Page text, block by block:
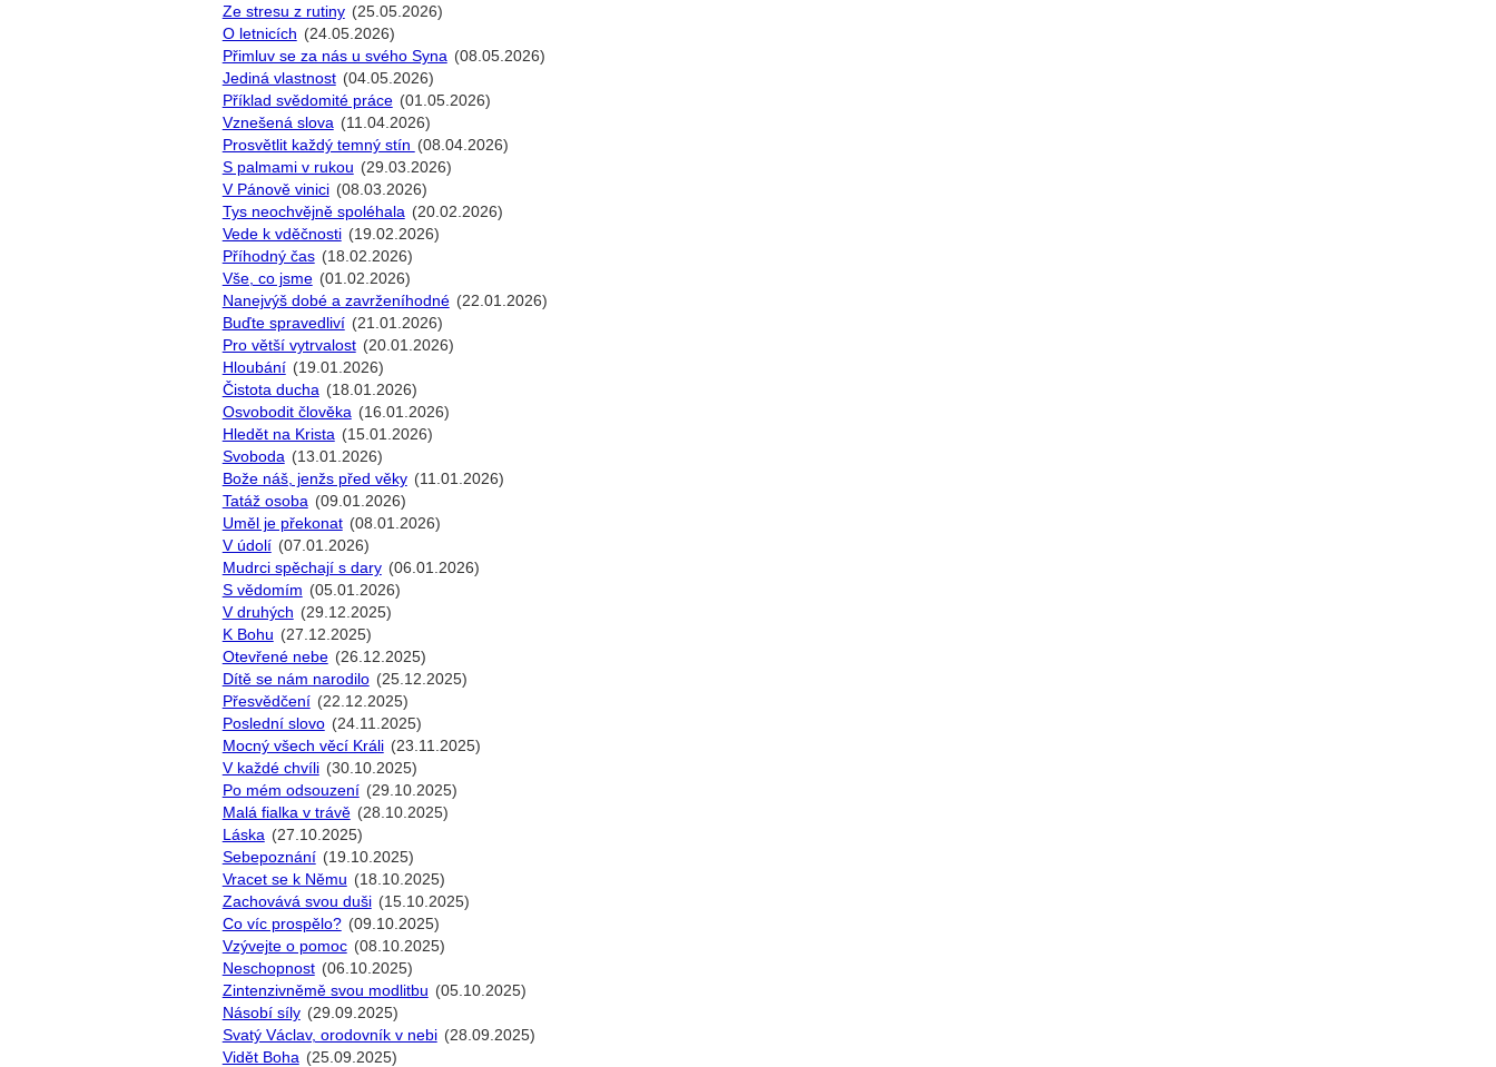
Ze stresu z rutiny (25.05.2026)
O letnicích (24.05.2026)
Přimluv se za nás u svého Syna (08.05.2026)
Jediná vlastnost (04.05.2026)
Příklad svědomité práce (01.05.2026)
Vznešená slova (11.04.2026)
Prosvětlit každý temný stín (08.04.2026)
S palmami v rukou (29.03.2026)
V Pánově vinici (08.03.2026)
Tys neochvějně spoléhala (20.02.2026)
Vede k vděčnosti (19.02.2026)
Příhodný čas (18.02.2026)
Vše, co jsme (01.02.2026)
Nanejvýš dobé a zavrženíhodné (22.01.2026)
Buďte spravedliví (21.01.2026)
Pro větší vytrvalost (20.01.2026)
Hloubání (19.01.2026)
Čistota ducha (18.01.2026)
Osvobodit člověka (16.01.2026)
Hledět na Krista (15.01.2026)
Svoboda (13.01.2026)
Bože náš, jenžs před věky (11.01.2026)
Tatáž osoba (09.01.2026)
Uměl je překonat (08.01.2026)
V údolí (07.01.2026)
Mudrci spěchají s dary (06.01.2026)
S vědomím (05.01.2026)
V druhých (29.12.2025)
K Bohu (27.12.2025)
Otevřené nebe (26.12.2025)
Dítě se nám narodilo (25.12.2025)
Přesvědčení (22.12.2025)
Poslední slovo (24.11.2025)
Mocný všech věcí Králi (23.11.2025)
V každé chvíli (30.10.2025)
Po mém odsouzení (29.10.2025)
Malá fialka v trávě (28.10.2025)
Láska (27.10.2025)
Sebepoznání (19.10.2025)
Vracet se k Němu (18.10.2025)
Zachovává svou duši (15.10.2025)
Co víc prospělo? (09.10.2025)
Vzývejte o pomoc (08.10.2025)
Neschopnost (06.10.2025)
Zintenzivněmě svou modlitbu (05.10.2025)
Násobí síly (29.09.2025)
Svatý Václav, orodovník v nebi (28.09.2025)
Vidět Boha (25.09.2025)